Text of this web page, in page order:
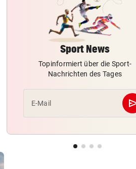
NOLDE VERLIERT GELB
„Captain Colin“ liegt nach
drei auf der Lauer
ÖFB-KICKER ALS ERSATZ
In Saalfelden erwartet! Ilzer-
vor RB-Wechsel
84-Jährigen tot
Sport News
Topinformiert über die Sport-
Nachrichten des Tages
E-Mail